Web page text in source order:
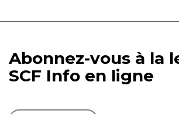
Abonnez-vous à la
SCF Info en ligne